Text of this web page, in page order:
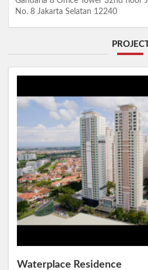
No. 8 Jakarta Selatan 12240
Waterplace Residence